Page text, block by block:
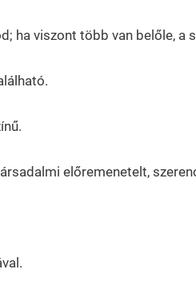
ha viszont több van belőle, a
előremenetelt,